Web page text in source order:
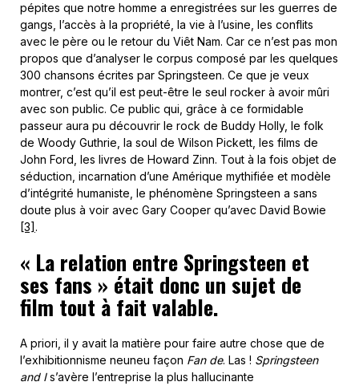
pépites que notre homme a enregistrées sur les guerres de
gangs, l’accès à la propriété, la vie à l’usine, les conflits
avec le père ou le retour du Viêt Nam. Car ce n’est pas mon
propos que d’analyser le corpus composé par les quelques
300 chansons écrites par Springsteen. Ce que je veux
montrer, c’est qu’il est peut-être le seul rocker à avoir mûri
avec son public. Ce public qui, grâce à ce formidable
passeur aura pu découvrir le rock de Buddy Holly, le folk
de Woody Guthrie, la soul de Wilson Pickett, les films de
John Ford, les livres de Howard Zinn. Tout à la fois objet de
séduction, incarnation d’une Amérique mythifiée et modèle
d’intégrité humaniste, le phénomène Springsteen a sans
doute plus à voir avec Gary Cooper qu’avec David Bowie
[3] .
« La relation entre Springsteen et
ses fans » était donc un sujet de
film tout à fait valable.
A priori, il y avait la matière pour faire autre chose que de
l’exhibitionnisme neuneu façon Fan de. Las ! Springsteen
and Is’avère l’entreprise la plus hallucinante